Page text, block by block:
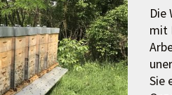
Die
mit
Sie